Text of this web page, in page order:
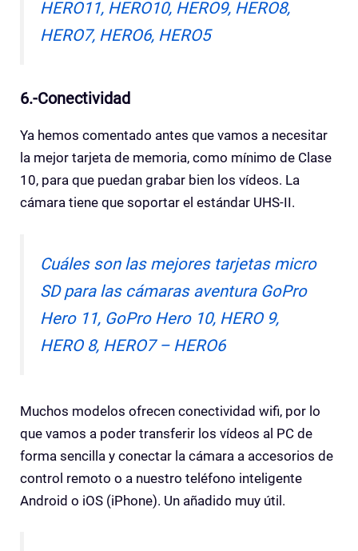
HERO11, HERO10, HERO9, HERO8,
HERO7, HERO6, HERO5
6.-Conectividad
Ya hemos comentado antes que vamos a necesitar
la mejor tarjeta de memoria, como mínimo de Clase
10, para que puedan grabar bien los vídeos. La
cámara tiene que soportar el estándar UHS-II.
Cuáles son las mejores tarjetas micro
SD para las cámaras aventura GoPro
Hero 11, GoPro Hero 10, HERO 9,
HERO 8, HERO7 – HERO6
Muchos modelos ofrecen conectividad wifi, por lo
que vamos a poder transferir los vídeos al PC de
forma sencilla y conectar la cámara a accesorios de
control remoto o a nuestro teléfono inteligente
Android o iOS (iPhone). Un añadido muy útil.